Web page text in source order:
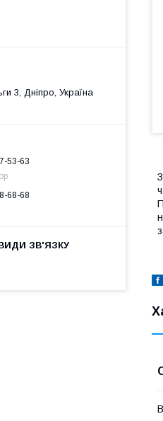
3, Дніпро, Україна
53-63
68-68